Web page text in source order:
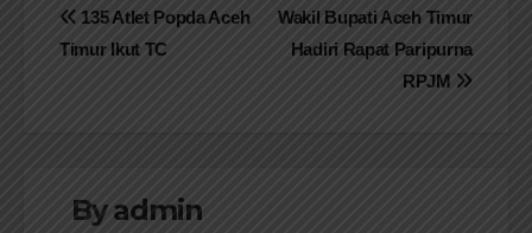
Navigasi
Wakil Bupati Aceh Timur
Hadiri Rapat Paripurna
RPJM
135 Atlet Popda Aceh
Timur Ikut TC
Byadmin